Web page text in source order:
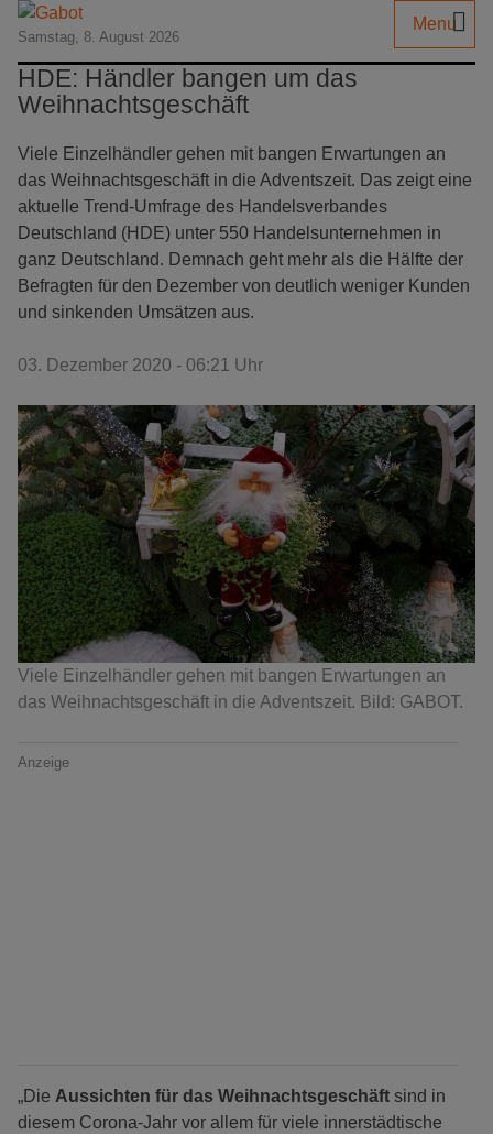
Samstag, 8. August 2026
Menu
HDE: Händler bangen um das
Weihnachtsgeschäft
Viele Einzelhändler gehen mit bangen Erwartungen an
das Weihnachtsgeschäft in die Adventszeit. Das zeigt eine
aktuelle Trend-Umfrage des Handelsverbandes
Deutschland (HDE) unter 550 Handelsunternehmen in
ganz Deutschland. Demnach geht mehr als die Hälfte der
Befragten für den Dezember von deutlich weniger Kunden
und sinkenden Umsätzen aus.
03. Dezember 2020 - 06:21 Uhr
Viele Einzelhändler gehen mit bangen Erwartungen an
das Weihnachtsgeschäft in die Adventszeit. Bild: GABOT.
Anzeige
„Die Aussichten für das Weihnachtsgeschäft sind in
diesem Corona-Jahr vor allem für viele innerstädtische